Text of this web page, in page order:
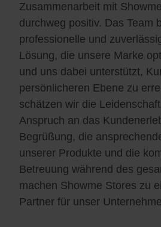
Zusammenarbeit mit
durchweg positiv. Das Team
professionelle und
Lösung, die unsere Marke
und uns dabei unterstützt,
persönlicheren Ebene zu
schätzen wir die
Anspruch an das
Begrüßung, die
unserer Produkte und die
Betreuung während des
machen Showme Stores zu
Partner für unser